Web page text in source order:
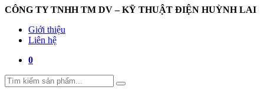
CÔNG TY TNHH TM DV – KỸ THUẬT ĐIỆN HUỲNH LAI
Giới thiệu
Liên hệ
0